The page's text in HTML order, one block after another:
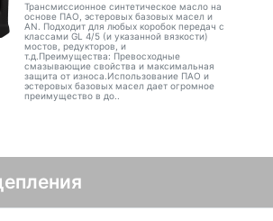
Трансмиссионное синтетическое масло на
основе ПАО, эстеровых базовых масел и
AN. Подходит для любых коробок передач с
классами GL 4/5 (и указанной вязкости)
мостов, редукторов, и
т.д.Преимущества: Превосходные
смазывающие свойства и максимальная
защита от износа.Использование ПАО и
эстеровых базовых масел дает огромное
преимущество в до..